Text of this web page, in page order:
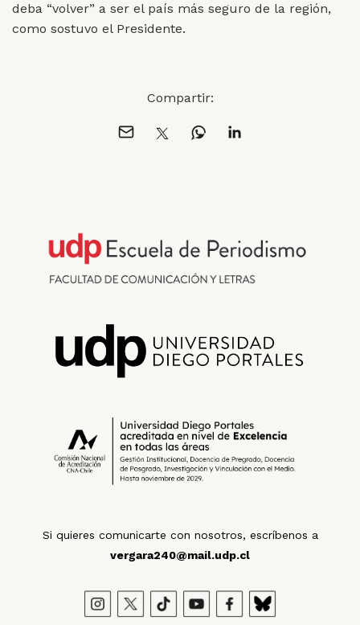
deba “volver” a ser el país más seguro de la región,
como sostuvo el Presidente.
Compartir:
Si quieres comunicarte con nosotros, escríbenos a
vergara240@mail.udp.cl